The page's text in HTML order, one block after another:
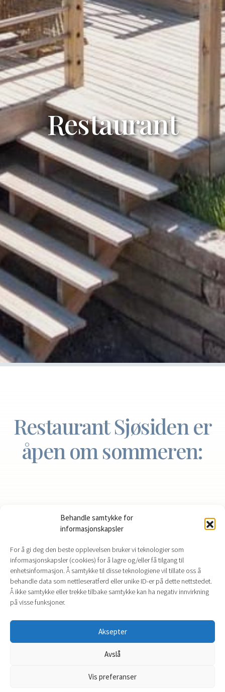
Behandle samtykke for
informasjonskapsler
For å gi deg den beste opplevelsen bruker vi teknologier som
informasjonskapsler (cookies) for å lagre og/eller få tilgang til
enhetsinformasjon. Å samtykke til disse teknologiene vil tillate oss å
behandle data som nettleseratferd eller unike ID-er på dette nettstedet.
Å ikke samtykke eller trekke tilbake samtykke kan ha negativ innvirkning
på visse funksjoner.
Aksepter
Avslå
Vis preferanser
Restaurant
Restaurant Sjøsiden er
åpen om sommeren:
Onsdag – Torsdag klokken 14.00 – 22.00
Fredag og Lørdag klokken 14.00 – 23.00
Ring 33 32 99 65 om du ønsker å reserve bord.
http://restaurantsjosiden.no